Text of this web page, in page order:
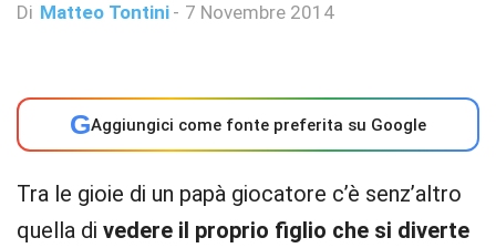
Di Matteo Tontini - 7 Novembre 2014
GAggiungici come fonte preferita su Google
Tra le gioie di un papà giocatore c’è senz’altro
quella di vedere il proprio figlio che si diverte